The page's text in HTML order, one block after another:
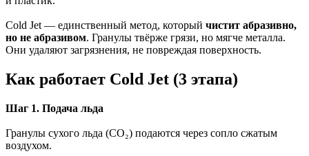
Cold Jet — единственный метод, который чистит абразивно,
но не абразивом. Гранулы твёрже грязи, но мягче металла.
Они удаляют загрязнения, не повреждая поверхность.
Как работает Cold Jet (3 этапа)
Шаг 1. Подача льда
Гранулы сухого льда (CO₂) подаются через сопло сжатым
воздухом.